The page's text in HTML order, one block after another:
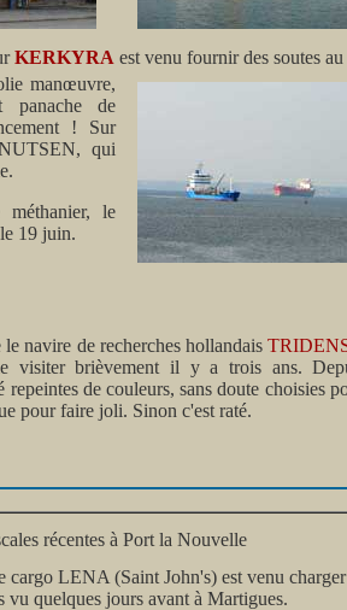
KERKYRA est venu fournir des soutes au
manœuvre,
panache de
! Sur
qui
le
19 juin.
navire de recherches hollandais
visiter brièvement il y a trois ans.
repeintes de couleurs, sans doute choisies
pour faire joli. Sinon c'est raté.
récentes à Port la Nouvelle
cargo LENA (Saint John's) est venu
vu quelques jours avant à Martigues.